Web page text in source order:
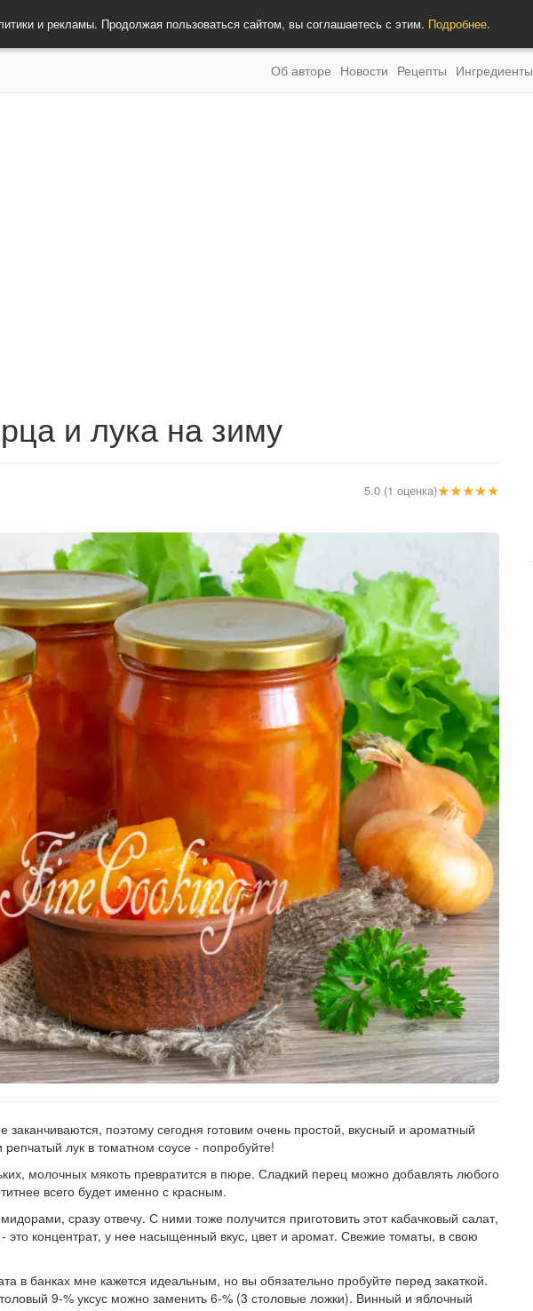
и рекламы. Продолжая пользоваться сайтом, вы соглашаетесь с этим. Подробнее.
Об авторе Новости Рецепты Ингредиенты
и лука на зиму
★★★★★
5.0 (1 оценка)
заканчиваются, поэтому сегодня готовим очень простой, вкусный и ароматный
лук в томатном соусе - попробуйте!
молочных мякоть превратится в пюре. Сладкий перец можно добавлять любого
всего будет именно с красным.
сразу отвечу. С ними тоже получится приготовить этот кабачковый салат,
- это концентрат, у нее насыщенный вкус, цвет и аромат. Свежие томаты, в свою
в банках мне кажется идеальным, но вы обязательно пробуйте перед закаткой.
9-% уксус можно заменить 6-% (3 столовые ложки). Винный и яблочный